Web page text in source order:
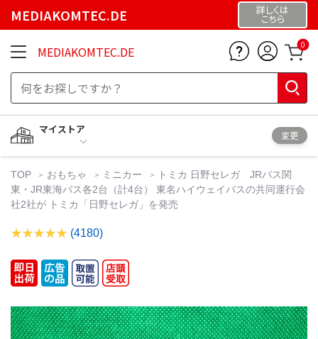
MEDIAKOMTEC.DE 詳しくは
こちら
MEDIAKOMTEC.DE 0
マイストア
変更
TOP おもちゃ ミニカー
トミカ 日野セレガ JRバス関
東・JR東海バス各2台（計4台） 東名ハイウェイバスの共同運行会
社2社が トミカ「日野セレガ」を発売
(4180)